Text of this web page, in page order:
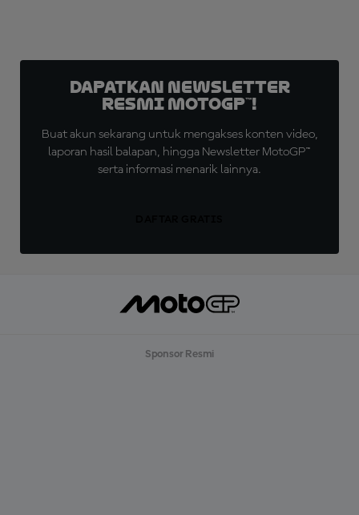
Dapatkan Newsletter
Resmi MotoGP™!
Buat akun sekarang untuk mengakses konten video,
laporan hasil balapan, hingga Newsletter MotoGP™
serta informasi menarik lainnya.
Sponsor Resmi